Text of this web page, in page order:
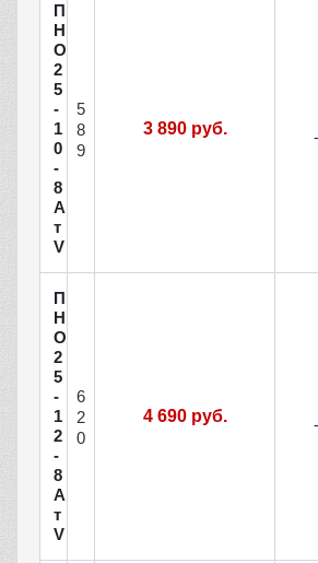
П
Н
О
2
5
-
1
0
-
8
А
т
V
5
8
9
3 890 руб.
П
Н
О
2
5
-
1
2
-
8
А
т
V
6
2
0
4 690 руб.